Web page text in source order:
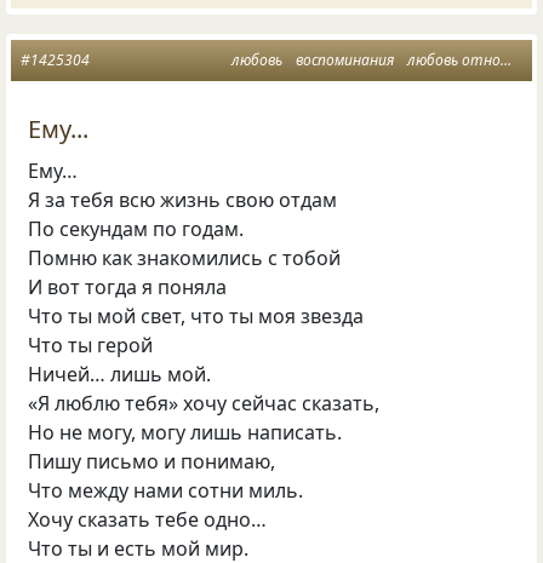
любовь воспоминания любовь отношения
#1425304
Ему...
Ему…
Я за тебя всю жизнь свою отдам
По секундам по годам.
Помню как знакомились с тобой
И вот тогда я поняла
Что ты мой свет, что ты моя звезда
Что ты герой
Ничей… лишь мой.
«Я люблю тебя» хочу сейчас сказать,
Но не могу, могу лишь написать.
Пишу письмо и понимаю,
Что между нами сотни миль.
Хочу сказать тебе одно…
Что ты и есть мой мир.